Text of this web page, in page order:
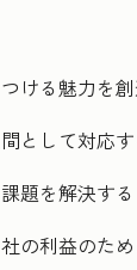
ける魅力を創
として対応す
題を解決する
の利益のため